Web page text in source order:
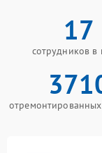
17
сотрудников в
отремонтированных